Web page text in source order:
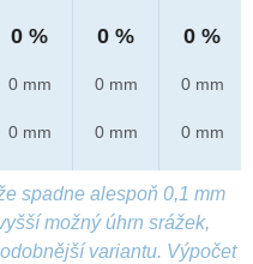
0 %
0 mm
0 mm
0 %
0 mm
0 mm
0 %
0 mm
0 mm
spadne alespoň 0,1 mm
možný úhrn srážek,
variantu. Výpočet